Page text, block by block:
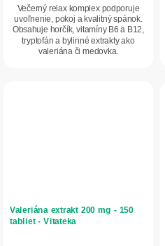
Večerný relax komplex podporuje
uvoľnenie, pokoj a kvalitný spánok.
Obsahuje horčík, vitamíny B6 a B12,
tryptofán a bylinné extrakty ako
valeriána či medovka.
Valeriána extrakt 200 mg - 150
tabliet - Vitateka